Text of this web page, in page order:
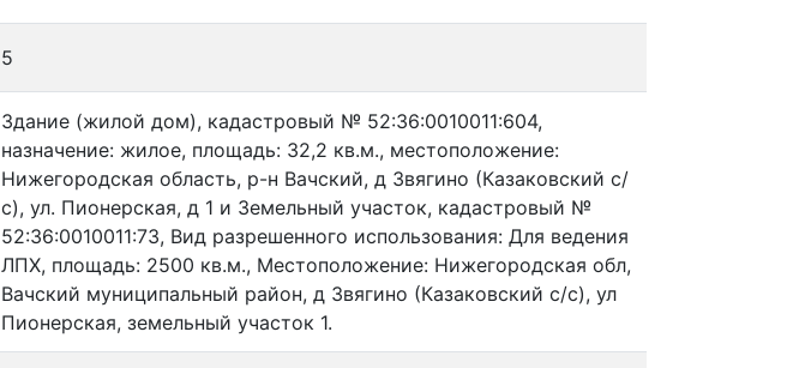
5
Здание (жилой дом), кадастровый № 52:36:0010011:604,
назначение: жилое, площадь: 32,2 кв.м., местоположение:
Нижегородская область, р-н Вачский, д Звягино (Казаковский с/
с), ул. Пионерская, д 1 и Земельный участок, кадастровый №
52:36:0010011:73, Вид разрешенного использования: Для ведения
ЛПХ, площадь: 2500 кв.м., Местоположение: Нижегородская обл,
Вачский муниципальный район, д Звягино (Казаковский с/с), ул
Пионерская, земельный участок 1.